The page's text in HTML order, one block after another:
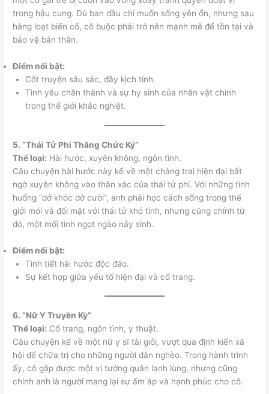
trong hậu cung. Dù ban đầu chỉ muốn sống yên ổn, nhưng sau
hàng loạt biến cố, cô buộc phải trở nên mạnh mẽ để tồn tại và
bảo vệ bản thân.
Điểm nổi bật:
Cốt truyện sâu sắc, đầy kịch tính.
Tình yêu chân thành và sự hy sinh của nhân vật chính
trong thế giới khắc nghiệt.
5. “Thái Tử Phi Thăng Chức Ký”
Thể loại: Hài hước, xuyên không, ngôn tình.
Câu chuyện hài hước này kể về một chàng trai hiện đại bất
ngờ xuyên không vào thân xác của thái tử phi. Với những tình
huống “dở khóc dở cười”, anh phải học cách sống trong thế
giới mới và đối mặt với thái tử khó tính, nhưng cũng chính từ
đó, một mối tình ngọt ngào nảy sinh.
Điểm nổi bật:
Tình tiết hài hước độc đáo.
Sự kết hợp giữa yếu tố hiện đại và cổ trang.
6. “Nữ Y Truyền Kỳ”
Thể loại: Cổ trang, ngôn tình, y thuật.
Câu chuyện kể về một nữ y sĩ tài giỏi, vượt qua định kiến xã
hội để chữa trị cho những người dân nghèo. Trong hành trình
ấy, cô gặp được một vị tướng quân lạnh lùng, nhưng cũng
chính anh là người mang lại sự ấm áp và hạnh phúc cho cô.